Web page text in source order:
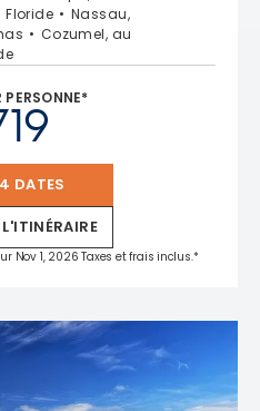
Floride
Nassau,
Cozumel, au
PERSONNE*
DATES
Nov 1, 2026 Taxes et frais inclus.*